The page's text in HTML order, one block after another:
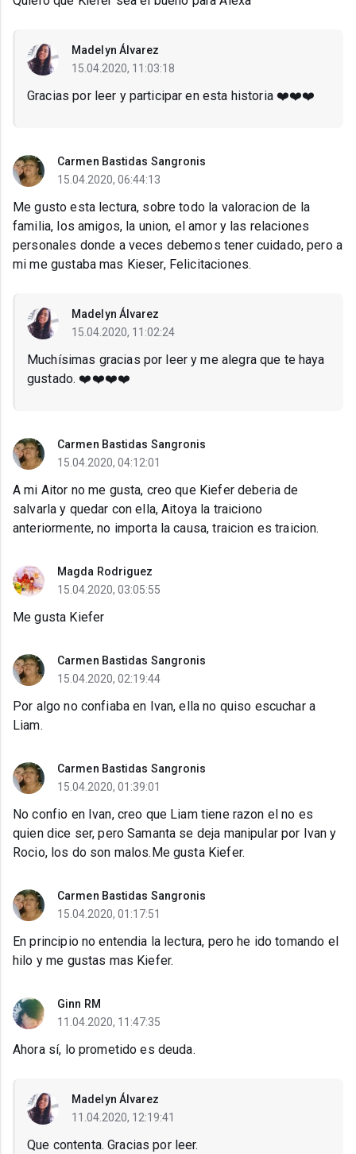
Madelyn Álvarez
15.04.2020, 11:03:18
Gracias por leer y participar en esta historia ❤️❤️❤️
Carmen Bastidas Sangronis
15.04.2020, 06:44:13
Me gusto esta lectura, sobre todo la valoracion de la
familia, los amigos, la union, el amor y las relaciones
personales donde a veces debemos tener cuidado, pero a
mi me gustaba mas Kieser, Felicitaciones.
Madelyn Álvarez
15.04.2020, 11:02:24
Muchísimas gracias por leer y me alegra que te haya
gustado. ❤️❤️❤️❤️
Carmen Bastidas Sangronis
15.04.2020, 04:12:01
A mi Aitor no me gusta, creo que Kiefer deberia de
salvarla y quedar con ella, Aitoya la traiciono
anteriormente, no importa la causa, traicion es traicion.
Magda Rodriguez
15.04.2020, 03:05:55
Me gusta Kiefer
Carmen Bastidas Sangronis
15.04.2020, 02:19:44
Por algo no confiaba en Ivan, ella no quiso escuchar a
Liam.
Carmen Bastidas Sangronis
15.04.2020, 01:39:01
No confio en Ivan, creo que Liam tiene razon el no es
quien dice ser, pero Samanta se deja manipular por Ivan y
Rocio, los do son malos.Me gusta Kiefer.
Carmen Bastidas Sangronis
15.04.2020, 01:17:51
En principio no entendia la lectura, pero he ido tomando el
hilo y me gustas mas Kiefer.
Ginn RM
11.04.2020, 11:47:35
Ahora sí, lo prometido es deuda.
Madelyn Álvarez
11.04.2020, 12:19:41
Que contenta. Gracias por leer.